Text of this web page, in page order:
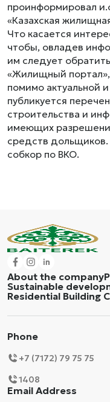
проинформировал
«Казахская
Что касается
чтобы, овладев
им следует
«Жилищный
помимо актуальной
публикуется
строительства и
имеющих
средств
собкор по ВКО.
About the company
Sustainable
Residential Building
Phone
+7 (7172) 79 75 75
1408
Email Address